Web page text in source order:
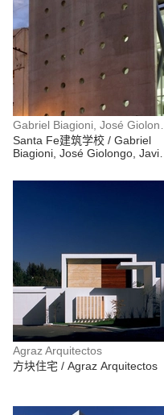
Santa Fe建筑学校 / Gabriel
Biagioni, José Giolongo, Javier
Luis Pessoni, Ramiro Piva
Agraz Arquitectos
方块住宅 / Agraz Arquitectos